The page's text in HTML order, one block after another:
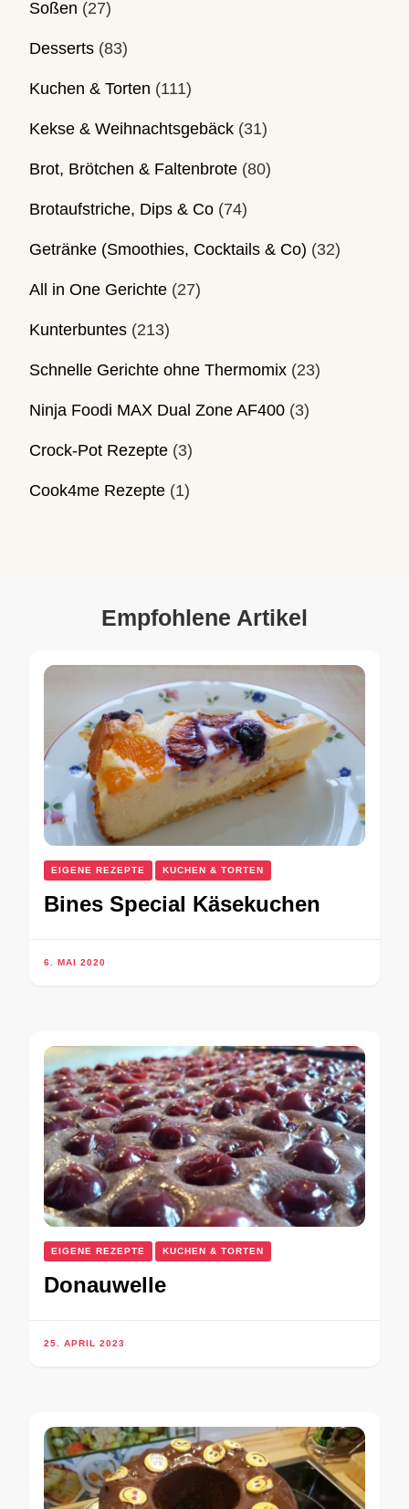
Soßen (27)
Desserts (83)
Kuchen & Torten (111)
Kekse & Weihnachtsgebäck (31)
Brot, Brötchen & Faltenbrote (80)
Brotaufstriche, Dips & Co (74)
Getränke (Smoothies, Cocktails & Co) (32)
All in One Gerichte (27)
Kunterbuntes (213)
Schnelle Gerichte ohne Thermomix (23)
Ninja Foodi MAX Dual Zone AF400 (3)
Crock-Pot Rezepte (3)
Cook4me Rezepte (1)
Empfohlene Artikel
EIGENE REZEPTE KUCHEN & TORTEN
Bines Special Käsekuchen
6. MAI 2020
EIGENE REZEPTE KUCHEN & TORTEN
Donauwelle
25. APRIL 2023